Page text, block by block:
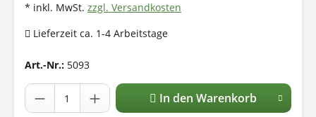
* inkl. MwSt. zzgl. Versandkosten
Lieferzeit ca. 1-4 Arbeitstage
Art.-Nr.: 5093
In den Warenkorb